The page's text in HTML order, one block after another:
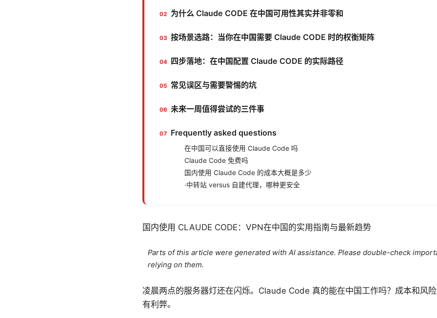
为什么 Claude CODE 在中国可用性其实并非零和
按场景选路：当你在中国需要 Claude CODE 时的权衡矩阵
四步落地：在中国配置 Claude CODE 的实际路径
常见误区与需要警惕的坑
未来一周值得尝试的三件事
Frequently asked questions
在中国可以直接使用 Claude Code 吗
Claude Code 免费吗
国内使用 Claude Code 的成本大概是多少
·中转站 versus 自建代理，哪种更安全
国内使用 CLAUDE CODE：VPN在中国的实用指南与最新趋势
Parts of this article were generated with AI assistance. Please double-check
relying on them.
凌晨两点的服务器灯还在闪烁。Claude Code 真的能在中国工作吗？成本和风
有利弊。